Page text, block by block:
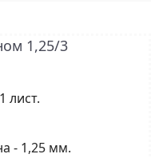
1,25/3
лист.
- 1,25 мм.